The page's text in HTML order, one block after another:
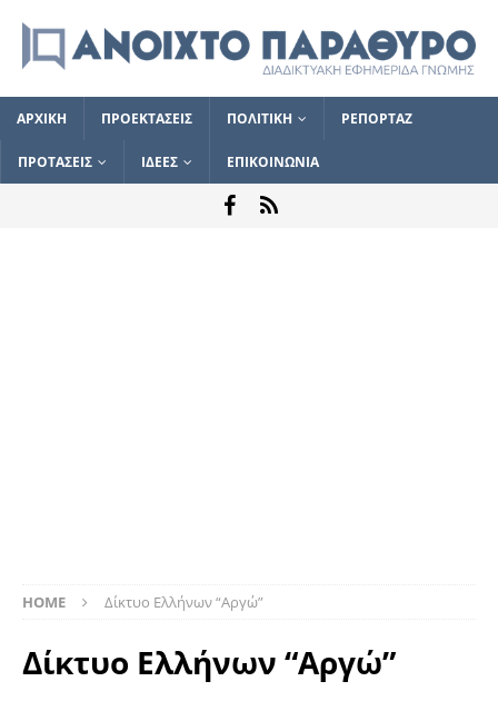
ΑΡΧΙΚΗ ΠΡΟΕΚΤΑΣΕΙΣ ΠΟΛΙΤΙΚΗ ΡΕΠΟΡΤΑΖ
ΠΡΟΤΑΣΕΙΣ ΙΔΕΕΣ ΕΠΙΚΟΙΝΩΝΙΑ
HOME Δίκτυο Ελλήνων “Αργώ”
Δίκτυο Ελλήνων “Αργώ”